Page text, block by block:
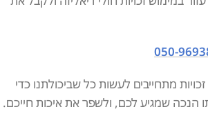
050-
מתחייבים לעשות כל שביכולתנו כדי
הנכה שמגיע לכם, ולשפר את איכות חייכם.